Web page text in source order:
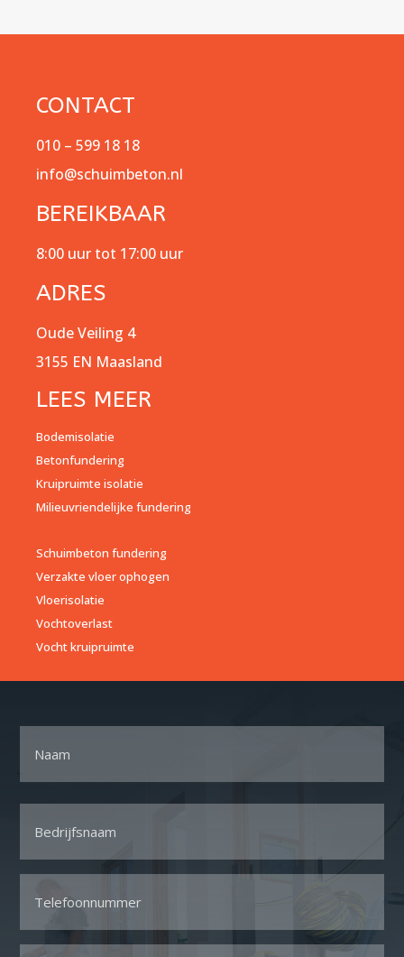
CONTACT
010 – 599 18 18
info@schuimbeton.nl
BEREIKBAAR
8:00 uur tot 17:00 uur
ADRES
Oude Veiling 4
3155 EN Maasland
LEES MEER
Bodemisolatie
Betonfundering
Kruipruimte isolatie
Milieuvriendelijke fundering
Schuimbeton fundering
Verzakte vloer ophogen
Vloerisolatie
Vochtoverlast
Vocht kruipruimte